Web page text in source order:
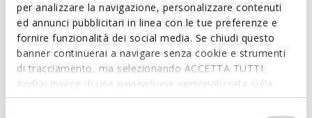
per analizzare la navigazione, personalizzare contenuti
ed annunci pubblicitari in linea con le tue preferenze e
fornire funzionalità dei social media. Se chiudi questo
banner continuerai a navigare senza cookie e strumenti
di tracciamento, ma selezionando ACCETTA TUTTI
godrai invece di una navigazione personalizzata sulla
base dei tuoi gusti ed interessi. Selezionando
IMPOSTAZIONI potrai anche scegliere quali cookies ed
DERNIERS PRIX D'ÉTÉ
GISELDA FEMME
Escarpins slingback
59,00€
1 COULEUR
DERNIERS PRIX D'ÉTÉ
GISELDA FEMME
Escarpins slingback
59,00€
1 COULEUR